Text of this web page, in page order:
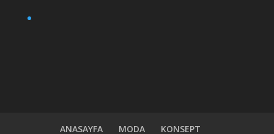
ANASAYFA MODA KONSEPT